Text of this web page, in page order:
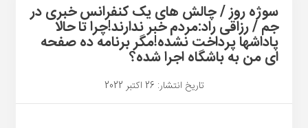
سوژه روز / چالش های یک کنفرانس خبری در
جم / رزاقی راد:مردم خبر ندارند!چرا تا حالا
پاداشها پرداخت نشده!مگر برنامه ده صفحه
ای من به باشگاه اجرا شده؟
تاریخ انتشار: 26 اکتبر 2022